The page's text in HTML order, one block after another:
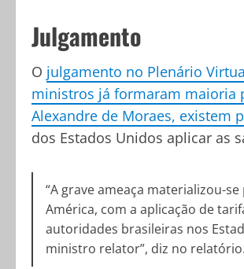
Julgamento
O julgamento no Plenário
ministros já formaram maioria
Alexandre de Moraes, existem
dos Estados Unidos aplicar as
“A grave ameaça materializou-
América, com a aplicação de
autoridades brasileiras nos
ministro relator”, diz no relatório.